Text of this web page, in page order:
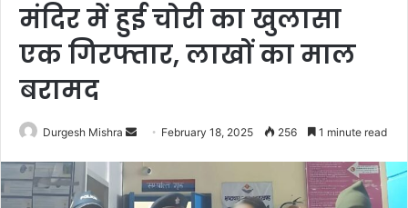
मंदिर में हुई चोरी का खुलासा
एक गिरफ्तार, लाखों का माल
बरामद
Durgesh Mishra
Send
email
February 18, 2025 256 1 minute read